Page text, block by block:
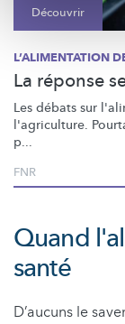
Découvrir
L’ALIMENTATION
La réponse
Les débats sur
l'agriculture.
p...
FNR
Quand
santé
D’aucuns le